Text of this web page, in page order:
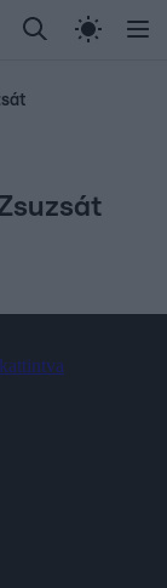
Randi Celeb vagyok,
Gallusz